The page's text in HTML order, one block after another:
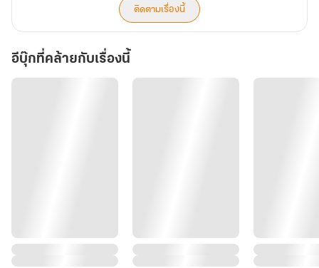
ติดตามเรื่องนี้
อีบุ๊กที่คล้ายกับเรื่องนี้